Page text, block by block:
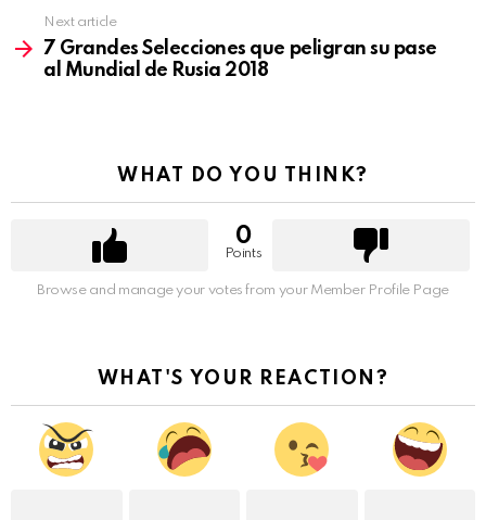
Next article
7 Grandes Selecciones que peligran su pase
al Mundial de Rusia 2018
WHAT DO YOU THINK?
0
Points
Browse and manage your votes from your Member Profile Page
WHAT'S YOUR REACTION?